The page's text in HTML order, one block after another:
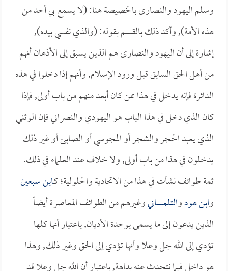
وسلم اليهود والنصارى بالخصيصة هنا: (لا يسمع بي أحد من
هذه الأمة), وأكد ذلك بالقسم بقوله: (والذي نفسي بيده),
إشارة إلى أن اليهود والنصارى هم الذين يسبق إلى الأذهان أنهم
من أهل الحق السابق قبل ورود الإسلام, وأنهم إذا دخلوا في هذه
الدائرة فإنه يدخل في هذا ممن كان أبعد منهم من باب أولى, فإذا
كان الذي دخل في هذا الباب هو اليهودي والنصراني فإن الوثني
الذي يعبد الحجر والشجر أو المجوسي أو الصابئ أو غير ذلك
يدخلون في هذا من باب أولى, ولا خلاف عند العلماء في ذلك.
ثمة طوائف نشأت في هذا من الاتحادية والحلولية؛ كـابن سبعين
وابن هودوالتلمسانيوغيرهم من الطوائف المعاصرة أيضاً
الذين يدعون إلى ما يسمى بوحدة الأديان, باعتبار أنها كلها
تؤدي إلى الله جل وعلا وأنها تؤدي إلى الحق وغير ذلك, وهذا